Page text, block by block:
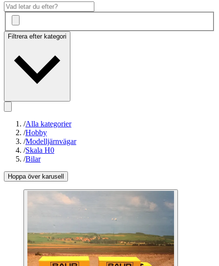
Filtrera efter kategori
/Alla kategorier
/Hobby
/Modelljärnvägar
/Skala H0
/Bilar
Hoppa över karusell